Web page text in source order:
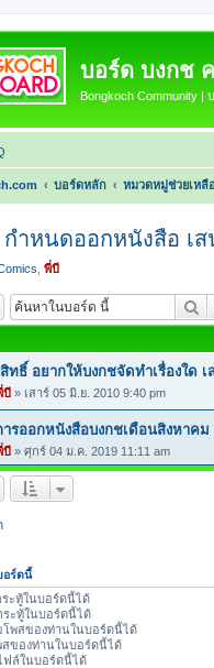
บอร์ด บงกช
Bongkoch Community |
บอร์ดหลัก หมวดหมู่ช่วยเหลือ
ำหนดออกหนังสือ เ
พี่บี
ทธิ์ อยากให้บงกชจัดทำเรื่องใด
บี » เสาร์ 05 มิ.ย. 2010 9:40 pm
รออกหนังสือบงกชเดือนสิงหาคม
บี » ศุกร์ 04 ม.ค. 2019 11:11 am
อร์ดนี้
ะทู้ในบอร์ดนี้ได้
ะทู้ในบอร์ดนี้ได้
โพสของท่านในบอร์ดนี้ได้
สของท่านในบอร์ดนี้ได้
ฟล์ในบอร์ดนี้ได้